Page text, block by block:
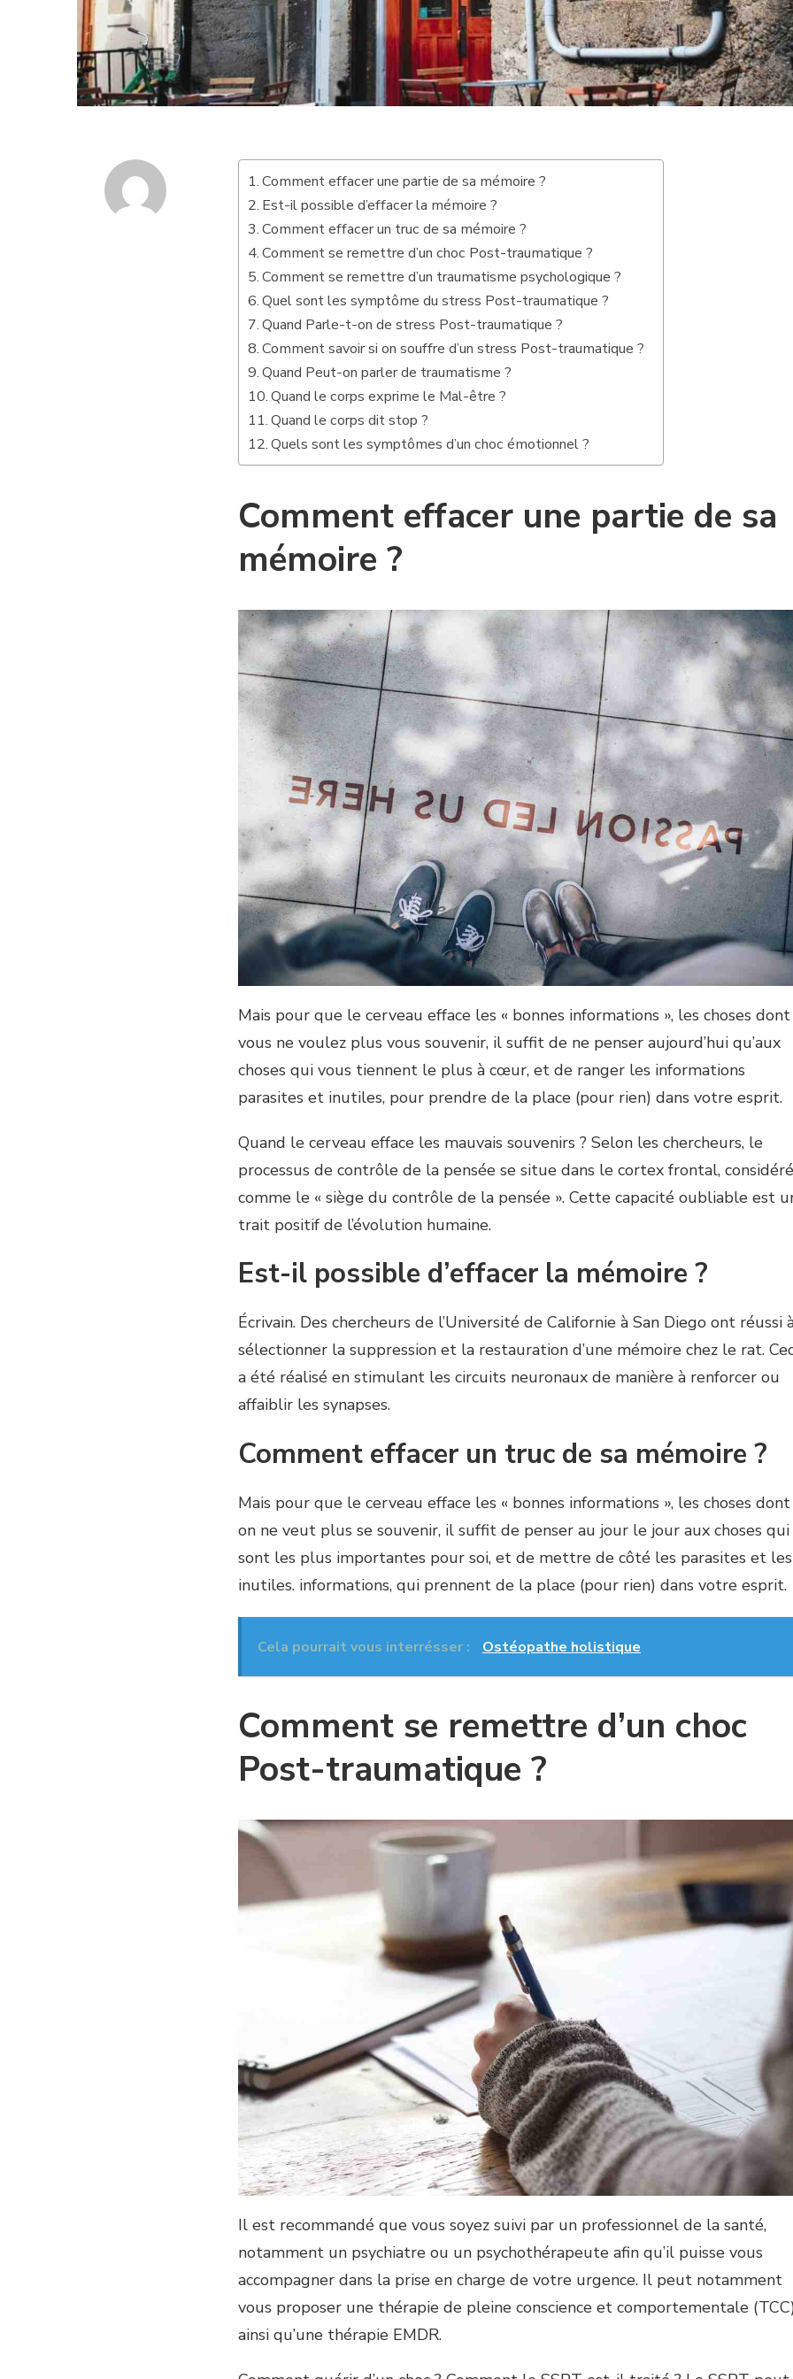
Comment effacer une partie de sa mémoire ?
Est-il possible d’effacer la mémoire ?
Comment effacer un truc de sa mémoire ?
Comment se remettre d’un choc Post-traumatique ?
Comment se remettre d’un traumatisme psychologique ?
Quel sont les symptôme du stress Post-traumatique ?
Quand Parle-t-on de stress Post-traumatique ?
Comment savoir si on souffre d’un stress Post-traumatique ?
Quand Peut-on parler de traumatisme ?
Quand le corps exprime le Mal-être ?
Quand le corps dit stop ?
Quels sont les symptômes d’un choc émotionnel ?
Comment effacer une partie de sa
mémoire ?
Mais pour que le cerveau efface les « bonnes informations », les choses dont
vous ne voulez plus vous souvenir, il suffit de ne penser aujourd’hui qu’aux
choses qui vous tiennent le plus à cœur, et de ranger les informations
parasites et inutiles, pour prendre de la place (pour rien) dans votre esprit.
Quand le cerveau efface les mauvais souvenirs ? Selon les chercheurs, le
processus de contrôle de la pensée se situe dans le cortex frontal, considéré
comme le « siège du contrôle de la pensée ». Cette capacité oubliable est
trait positif de l’évolution humaine.
Est-il possible d’effacer la mémoire ?
Écrivain. Des chercheurs de l’Université de Californie à San Diego ont réussi
sélectionner la suppression et la restauration d’une mémoire chez le rat.
a été réalisé en stimulant les circuits neuronaux de manière à renforcer ou
affaiblir les synapses.
Comment effacer un truc de sa mémoire ?
Mais pour que le cerveau efface les « bonnes informations », les choses dont
on ne veut plus se souvenir, il suffit de penser au jour le jour aux choses qui
sont les plus importantes pour soi, et de mettre de côté les parasites et les
inutiles. informations, qui prennent de la place (pour rien) dans votre esprit.
Cela pourrait vous interrésser : Ostéopathe holistique
Comment se remettre d’un choc
Post-traumatique ?
Il est recommandé que vous soyez suivi par un professionnel de la santé,
notamment un psychiatre ou un psychothérapeute afin qu’il puisse vous
accompagner dans la prise en charge de votre urgence. Il peut notamment
vous proposer une thérapie de pleine conscience et comportementale
ainsi qu’une thérapie EMDR.